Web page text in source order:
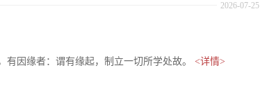
2026-07-25
有因缘者：谓有缘起，制立一切所学处故。 <详情>